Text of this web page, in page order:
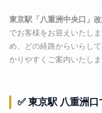
東京駅「八重洲中央口」
でお客様をお迎えいたし
め、どの経路からいらし
かりやすくご案内いたしま
✅ 東京駅 八重洲